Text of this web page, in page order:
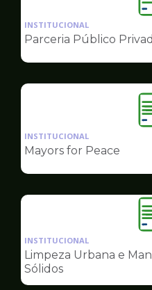
INSTITUCIONAL
Parceria Público
INSTITUCIONAL
Mayors for Peace
INSTITUCIONAL
Limpeza Urbana e
Sólidos